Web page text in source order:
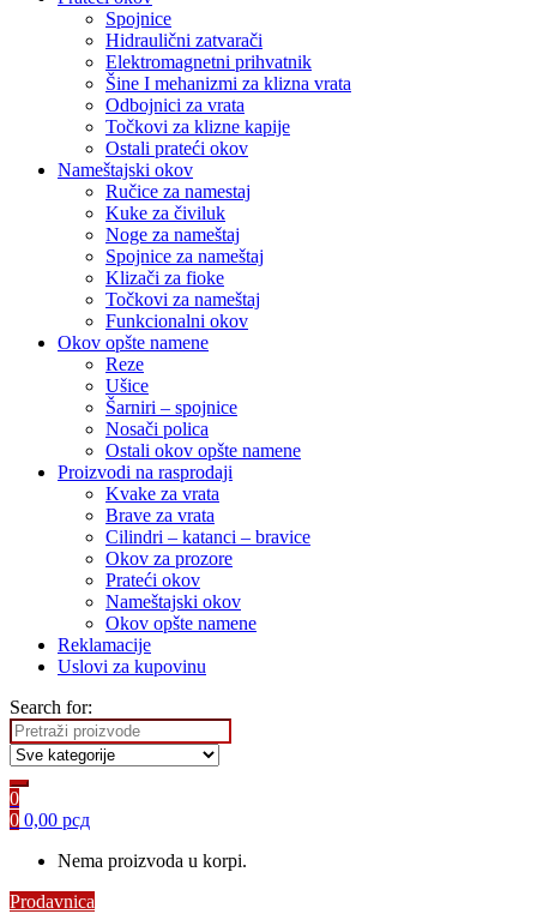
Spojnice
Hidraulični zatvarači
Elektromagnetni prihvatnik
Šine I mehanizmi za klizna vrata
Odbojnici za vrata
Točkovi za klizne kapije
Ostali prateći okov
Nameštajski okov
Ručice za namestaj
Kuke za čiviluk
Noge za nameštaj
Spojnice za nameštaj
Klizači za fioke
Točkovi za nameštaj
Funkcionalni okov
Okov opšte namene
Reze
Ušice
Šarniri – spojnice
Nosači polica
Ostali okov opšte namene
Proizvodi na rasprodaji
Kvake za vrata
Brave za vrata
Cilindri – katanci – bravice
Okov za prozore
Prateći okov
Nameštajski okov
Okov opšte namene
Reklamacije
Uslovi za kupovinu
Search for:
0
0 0,00 рсд
Nema proizvoda u korpi.
Prodavnica